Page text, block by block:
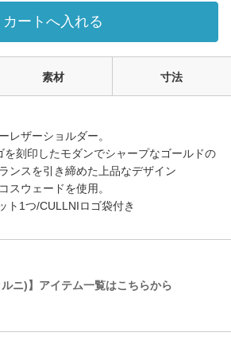
カートへ入れる
素材 寸法
レザーショルダー。
を刻印したモダンでシャープなゴールドの
ンスを引き締めた上品なデザイン
スウェードを使用。
ト1つ/CULLNIロゴ袋付き
ルニ)】アイテム一覧はこちらから